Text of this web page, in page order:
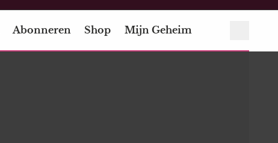
Abonneren Shop Mijn Geheim